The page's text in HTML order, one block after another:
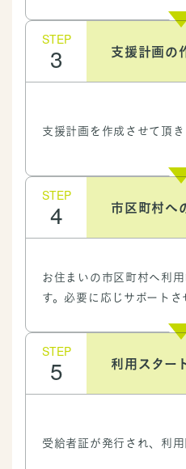
STEP
3 支援計画の
支援計画を作成させて頂き
STEP
4 市区町村へ
お住まいの市区町村へ利
す。 必要に応じサポートさ
STEP
5 利用スター
受給者証が発行され、利用